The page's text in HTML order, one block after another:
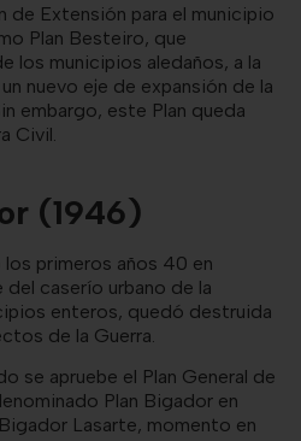
de Extensión para el municipio
Plan Besteiro, que
los municipios aledaños, a la
nuevo eje de expansión de la
embargo, este Plan queda
Civil.
(1946)
primeros años 40 en
del caserío urbano de la
enteros, quedó destruida
de la Guerra.
se apruebe el Plan General de
Plan Bigador en
Lasarte, momento en